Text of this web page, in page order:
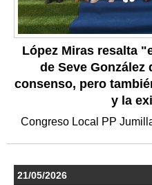
López Miras resalta
de Seve González
consenso, pero
y la
Congreso Local PP
21/05/2026